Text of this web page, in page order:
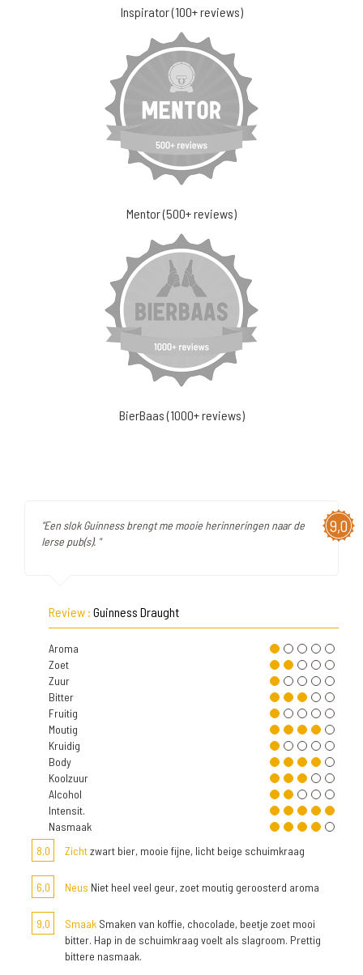
Inspirator (100+ reviews)
Mentor (500+ reviews)
BierBaas (1000+ reviews)
9,0
"Een slok Guinness brengt me mooie herinneringen naar de
Ierse pub(s). "
Review : Guinness Draught
Aroma
Zoet
Zuur
Bitter
Fruitig
Moutig
Kruidig
Body
Koolzuur
Alcohol
Intensit.
Nasmaak
8,0
Zichtzwart bier, mooie fijne, licht beige schuimkraag
6,0 Neus Niet heel veel geur, zoet moutig geroosterd aroma
9,0 Smaak Smaken van koffie, chocolade, beetje zoet mooi
bitter. Hap in de schuimkraag voelt als slagroom. Prettig
bittere nasmaak.